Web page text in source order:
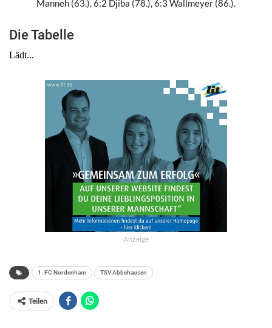
Manneh (63.), 6:2 Djiba (78.), 6:3 Wallmeyer (86.).
Die Tabelle
Anzeige
1. FC Nordenham TSV Abbehausen
Teilen